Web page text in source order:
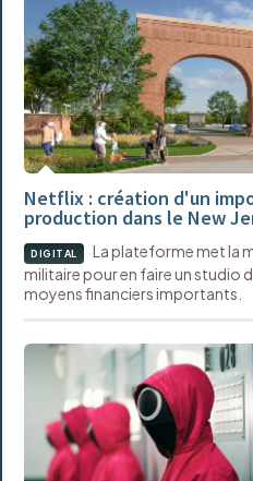
Netflix : création d'un
production dans le New
DIGITAL
La plateforme met la
militaire pour en faire un studio
moyens financiers importants.